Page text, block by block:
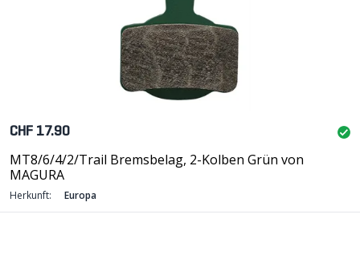
CHF 17.90
MT8/6/4/2/Trail Bremsbelag, 2-Kolben Grün von
MAGURA
Herkunft: Europa